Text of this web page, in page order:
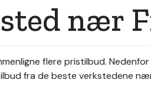
nær
flere pristilbud.
fra de beste verkstedene